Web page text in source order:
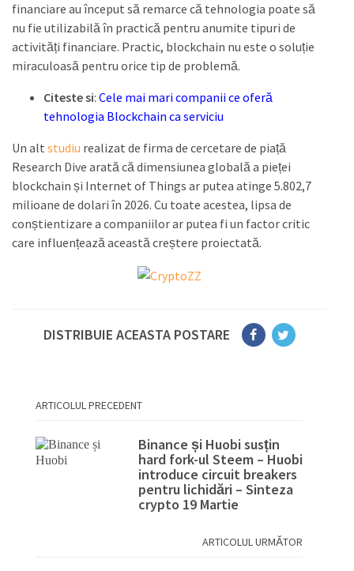
financiare au început să remarce că tehnologia poate să
nu fie utilizabilă în practică pentru anumite tipuri de
activități financiare. Practic, blockchain nu este o soluție
miraculoasă pentru orice tip de problemă.
Citeste si: Cele mai mari companii ce oferă
tehnologia Blockchain ca serviciu
Un alt studiu realizat de firma de cercetare de piață
Research Dive arată că dimensiunea globală a pieței
blockchain și Internet of Things ar putea atinge 5.802,7
milioane de dolari în 2026. Cu toate acestea, lipsa de
conștientizare a companiilor ar putea fi un factor critic
care influențează această creștere proiectată.
DISTRIBUIE ACEASTA POSTARE
ARTICOLUL PRECEDENT
Binance și Huobi susțin
hard fork-ul Steem – Huobi
introduce circuit breakers
pentru lichidări – Sinteza
crypto 19 Martie
ARTICOLUL URMĂTOR